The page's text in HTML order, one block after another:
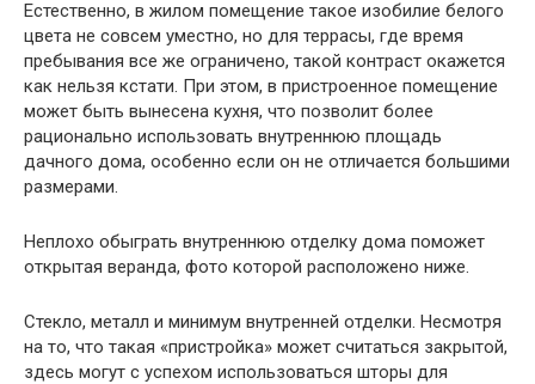
Естественно, в жилом помещение такое изобилие белого
цвета не совсем уместно, но для террасы, где время
пребывания все же ограничено, такой контраст окажется
как нельзя кстати. При этом, в пристроенное помещение
может быть вынесена кухня, что позволит более
рационально использовать внутреннюю площадь
дачного дома, особенно если он не отличается большими
размерами.
Неплохо обыграть внутреннюю отделку дома поможет
открытая веранда, фото которой расположено ниже.
Стекло, металл и минимум внутренней отделки. Несмотря
на то, что такая «пристройка» может считаться закрытой,
здесь могут с успехом использоваться шторы для